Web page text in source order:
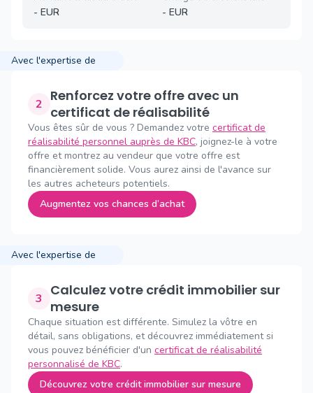
- EUR
- EUR
Avec l'expertise de
2 Renforcez votre offre avec un
certificat de réalisabilité
Vous êtes sûr de vous ? Demandez votre certificat de
réalisabilité personnel auprès de KBC, joignez-le à votre
offre et montrez au vendeur que votre offre est
financièrement solide. Vous aurez ainsi de l'avance sur
les autres acheteurs potentiels.
Augmentez vos chances d’achat
Avec l'expertise de
3
Calculez votre crédit immobilier sur
mesure
Chaque situation est différente. Simulez la vôtre en
détail, sans obligations, et découvrez immédiatement si
vous pouvez bénéficier d'un certificat de réalisabilité
personnalisé de KBC.
Découvrez votre crédit immobilier sur mesure